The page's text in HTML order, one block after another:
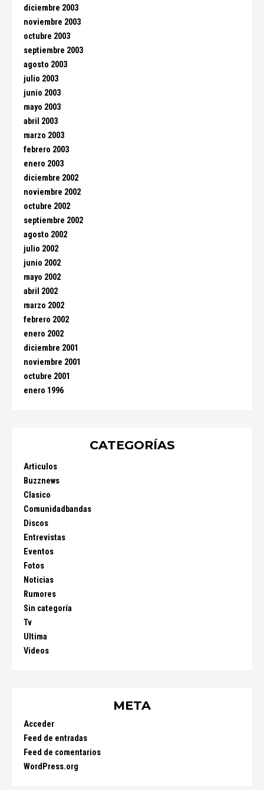
diciembre 2003
noviembre 2003
octubre 2003
septiembre 2003
agosto 2003
julio 2003
junio 2003
mayo 2003
abril 2003
marzo 2003
febrero 2003
enero 2003
diciembre 2002
noviembre 2002
octubre 2002
septiembre 2002
agosto 2002
julio 2002
junio 2002
mayo 2002
abril 2002
marzo 2002
febrero 2002
enero 2002
diciembre 2001
noviembre 2001
octubre 2001
enero 1996
CATEGORÍAS
Articulos
Buzznews
Clasico
Comunidadbandas
Discos
Entrevistas
Eventos
Fotos
Noticias
Rumores
Sin categoría
Tv
Ultima
Videos
META
Acceder
Feed de entradas
Feed de comentarios
WordPress.org